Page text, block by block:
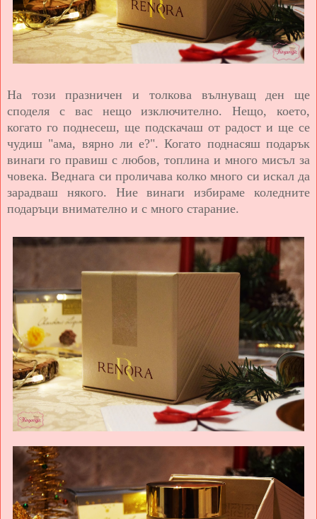
На този празничен и толкова вълнуващ ден ще
споделя с вас нещо изключително. Нещо, което,
когато го поднесеш, ще подскачаш от радост и ще се
чудиш "ама, вярно ли е?". Когато поднасяш подарък
винаги го правиш с любов, топлина и много мисъл за
човека. Веднага си проличава колко много си искал да
зарадваш някого. Ние винаги избираме коледните
подаръци внимателно и с много старание.